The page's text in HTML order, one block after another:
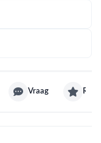
Vraag